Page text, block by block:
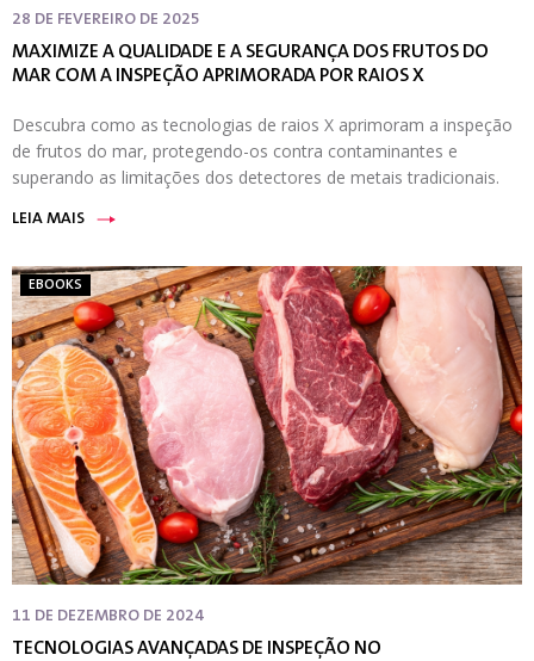
28 DE FEVEREIRO DE 2025
MAXIMIZE A QUALIDADE E A SEGURANÇA DOS FRUTOS DO
MAR COM A INSPEÇÃO APRIMORADA POR RAIOS X
Descubra como as tecnologias de raios X aprimoram a inspeção
de frutos do mar, protegendo-os contra contaminantes e
superando as limitações dos detectores de metais tradicionais.
LEIA MAIS
EBOOKS
11 DE DEZEMBRO DE 2024
TECNOLOGIAS AVANÇADAS DE INSPEÇÃO NO